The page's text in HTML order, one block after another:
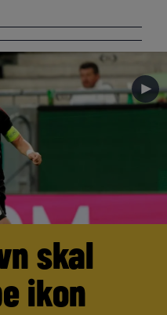
►
skal
ikon